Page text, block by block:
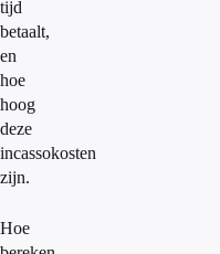
tijd
betaalt,
en
hoe
hoog
deze
incassokosten
zijn.
Hoe